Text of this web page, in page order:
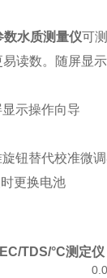
数水质测量仪可
读数。随屏显
示操作向导
钮替代校准微
更换电池
TDS/°C测定仪